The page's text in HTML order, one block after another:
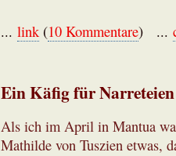
... link(10 Kommentare) ...
Ein Käfig für Narreteien
Als ich im April in Mantua
Mathilde von Tuszien etwas,